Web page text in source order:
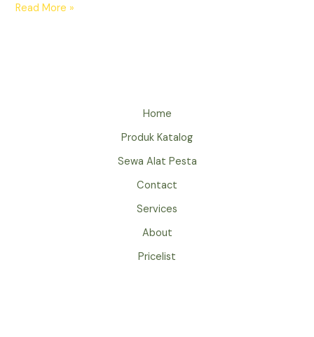
SEWA
Read More »
Home
Produk Katalog
Sewa Alat Pesta
Contact
Services
About
Pricelist